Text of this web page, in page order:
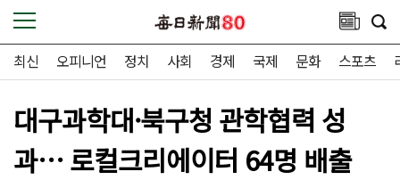
최신 오피니언 정치 사회 경제 국제 문화 스포츠
대구과학대·북구청 관학협력 성
과… 로컬크리에이터 64명 배출